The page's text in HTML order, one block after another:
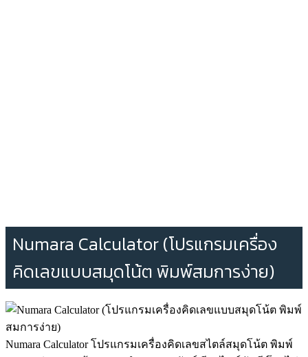
Numara Calculator (โปรแกรมเครื่อง
คิดเลขแบบสมุดโน้ต พิมพ์สมการง่าย)
Numara Calculator โปรแกรมเครื่องคิดเลขสไตล์สมุดโน้ต พิมพ์